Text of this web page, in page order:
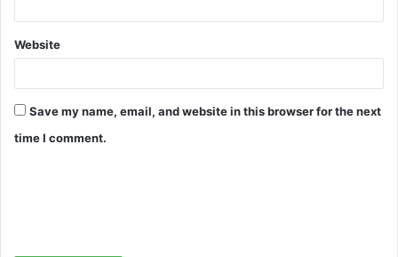
Website
Save my name, email, and website in this browser for the next
time I comment.